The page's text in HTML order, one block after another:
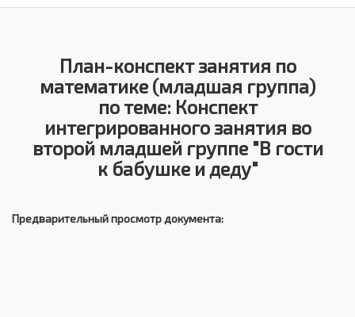
План-конспект занятия по
математике (младшая группа)
по теме: Конспект
интегрированного занятия во
второй младшей группе "В гости
к бабушке и деду"
Предварительный просмотр документа: